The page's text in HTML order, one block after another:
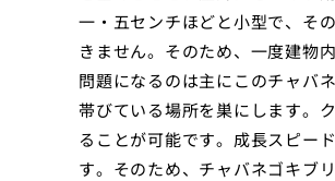
一・五センチほどと小型で、そ
きません。そのため、一度建物
問題になるのは主にこのチャバ
帯びている場所を巣にします。
ることが可能です。成長スピー
す。そのため、チャバネゴキブ